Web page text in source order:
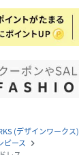
(デザインワークス)
ピース navigate_next